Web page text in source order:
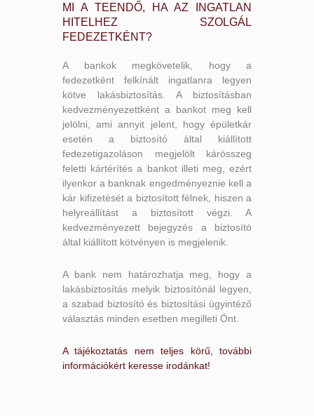
MI A TEENDŐ, HA AZ INGATLAN
HITELHEZ SZOLGÁL
FEDEZETKÉNT?
A bankok megkövetelik, hogy a
fedezetként felkínált ingatlanra legyen
kötve lakásbiztosítás. A biztosításban
kedvezményezettként a bankot meg kell
jelölni, ami annyit jelent, hogy épületkár
esetén a biztosító által kiállított
fedezetigazoláson megjelölt kárösszeg
feletti kártérítés a bankot illeti meg, ezért
ilyenkor a banknak engedményeznie kell a
kár kifizetését a biztosított félnek, hiszen a
helyreállítást a biztosított végzi. A
kedvezményezett bejegyzés a biztosító
által kiállított kötvényen is megjelenik.
A bank nem határozhatja meg, hogy a
lakásbiztosítás melyik biztosítónál legyen,
a szabad biztosító és biztosítási ügyintéző
választás minden esetben megilleti Önt.
A tájékoztatás nem teljes körű, további
információkért keresse irodánkat!